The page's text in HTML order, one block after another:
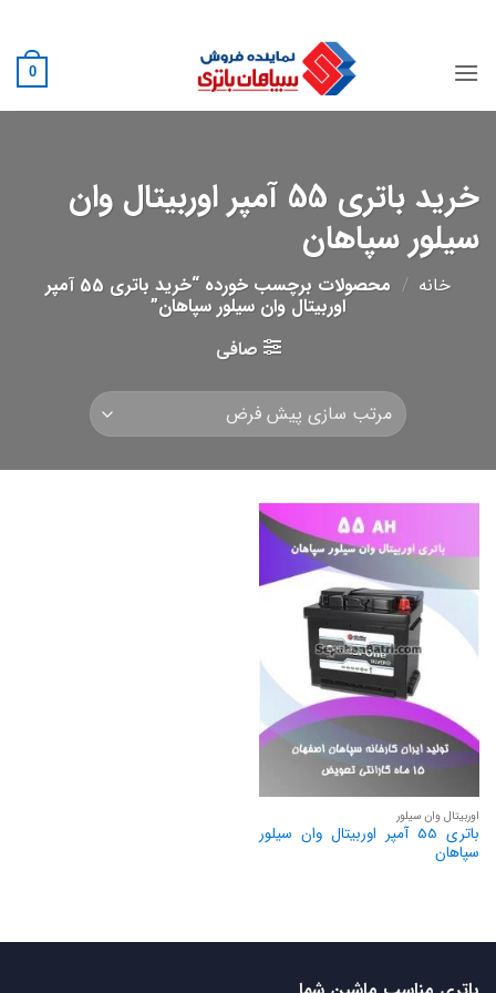
content
0
خرید باتری 55 آمپر اوربیتال وان
سیلور سپاهان
خانه / محصولات برچسب خورده “خرید باتری 55 آمپر
اوربیتال وان سیلور سپاهان”
صافی
اوربیتال وان سیلور
باتری 55 آمپر اوربیتال وان سیلور
سپاهان